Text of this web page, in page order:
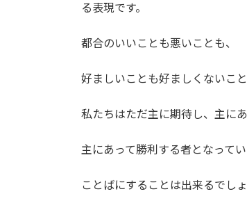
る表現です。
都合のいいことも悪いことも、
好ましいことも好ましくないこ
私たちはただ主に期待し、主に
主にあって勝利する者となって
ことばにすることは出来るでしょ